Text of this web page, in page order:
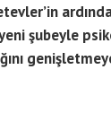
şubeyle